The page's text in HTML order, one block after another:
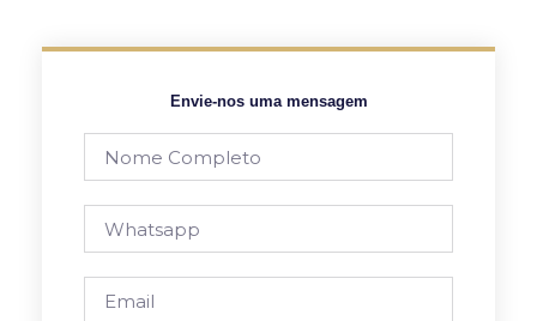
Envie-nos uma mensagem